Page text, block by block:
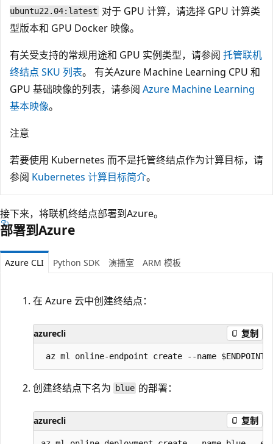
ubuntu22.04:latest 对于 GPU 计算，请选择 GPU 计算类
型版本和 GPU Docker 映像。
有关受支持的常规用途和 GPU 实例类型，请参阅 托管联机
终结点 SKU 列表。 有关Azure Machine Learning CPU 和
GPU 基础映像的列表，请参阅 Azure Machine Learning
基本映像。
注意
若要使用 Kubernetes 而不是托管终结点作为计算目标，请
参阅 Kubernetes 计算目标简介。
接下来，将联机终结点部署到Azure。
部署到Azure
Azure CLI Python SDK 演播室 ARM 模板
在 Azure 云中创建终结点：
azurecli 复制
创建终结点下名为 blue 的部署：
azurecli 复制